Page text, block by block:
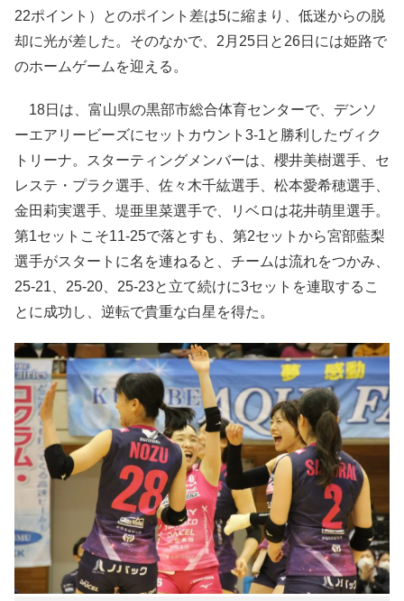
22ポイント）とのポイント差は5に縮まり、低迷からの脱
却に光が差した。そのなかで、2月25日と26日には姫路で
のホームゲームを迎える。
18日は、富山県の黒部市総合体育センターで、デンソ
ーエアリービーズにセットカウント3-1と勝利したヴィク
トリーナ。スターティングメンバーは、櫻井美樹選手、セ
レステ・プラク選手、佐々木千紘選手、松本愛希穂選手、
金田莉実選手、堤亜里菜選手で、リベロは花井萌里選手。
第1セットこそ11-25で落とすも、第2セットから宮部藍梨
選手がスタートに名を連ねると、チームは流れをつかみ、
25-21、25-20、25-23と立て続けに3セットを連取するこ
とに成功し、逆転で貴重な白星を得た。